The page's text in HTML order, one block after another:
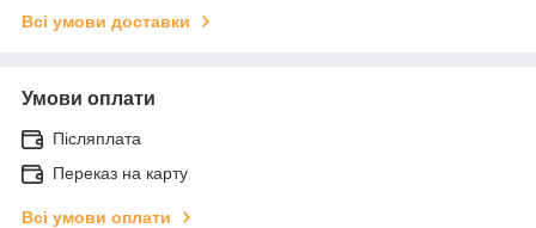
Всі умови доставки
Умови оплати
Післяплата
Переказ на карту
Всі умови оплати